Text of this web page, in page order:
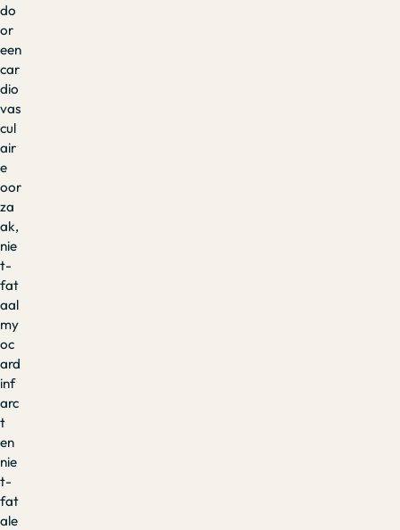
do
or
een
car
dio
vas
cul
air
e
oor
za
ak,
nie
t-
fat
aal
my
oc
ard
inf
arc
t
en
nie
t-
fat
ale